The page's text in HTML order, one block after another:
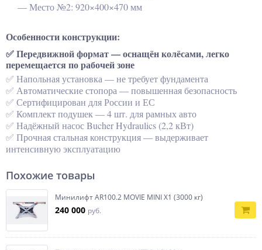
— Место №2: 920×400×470 мм
Особенности конструкции:
✅ Передвижной формат — оснащён колёсами, легко
перемещается по рабочей зоне
✅ Напольная установка — не требует фундамента
✅ Автоматические стопора — повышенная безопасность
✅ Сертифицирован для России и ЕС
✅ Комплект подушек — 4 шт. для рамных авто
✅ Надёжный насос Bucher Hydraulics (2,2 кВт)
✅ Прочная стальная конструкция — выдерживает
интенсивную эксплуатацию
Похожие товары
Минилифт AR100.2 MOVIE MINI X1 (3000 кг)
240 000 руб.